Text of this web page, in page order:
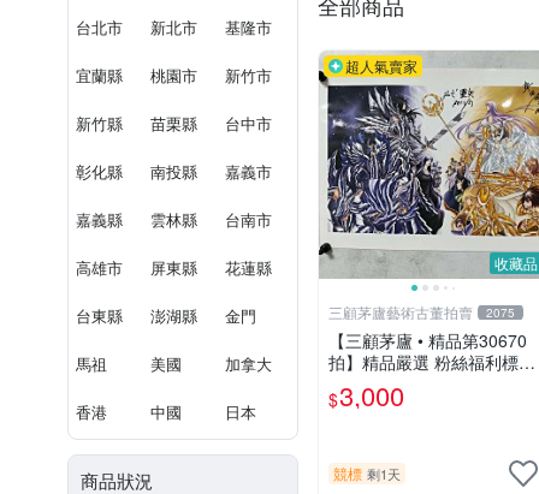
台北市 新北市 基隆市
宜蘭縣 桃園市 新竹市
新竹縣 苗栗縣 台中市
彰化縣 南投縣 嘉義市
嘉義縣 雲林縣 台南市
高雄市 屏東縣 花蓮縣
台東縣 澎湖縣 金門
馬祖 美國 加拿大
香港 中國 日本
商品狀況
收藏品
超人氣賣家
三顧茅廬藝術古董拍賣 2075
【三顧茅廬 • 精品第30670
拍】精品嚴選 粉絲福利標
日本動漫大師 車田正美簽名
照片《聖鬥士星矢》！ 特惠
$3,000
競標 剩1天